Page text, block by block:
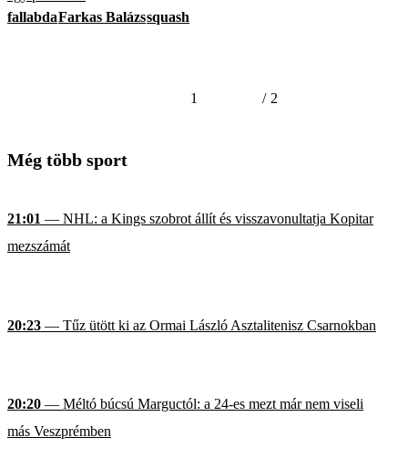
fallabdaFarkas Balázssquash
1 / 2
Még több sport
21:01 — NHL: a Kings szobrot állít és visszavonultatja Kopitar
mezszámát
20:23 — Tűz ütött ki az Ormai László Asztalitenisz Csarnokban
20:20 — Méltó búcsú Marguctól: a 24-es mezt már nem viseli
más Veszprémben